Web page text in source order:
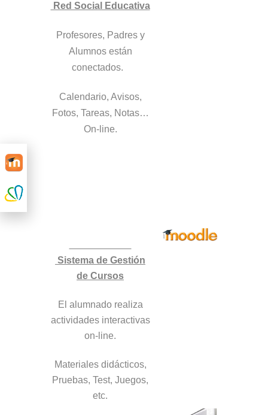
Red Social Educativa
Profesores, Padres y
Alumnos están
conectados.
Calendario, Avisos,
Fotos, Tareas, Notas…
On-line.
Sistema de Gestión
de Cursos
El alumnado realiza
actividades interactivas
on-line.
Materiales didácticos,
Pruebas, Test, Juegos,
etc.